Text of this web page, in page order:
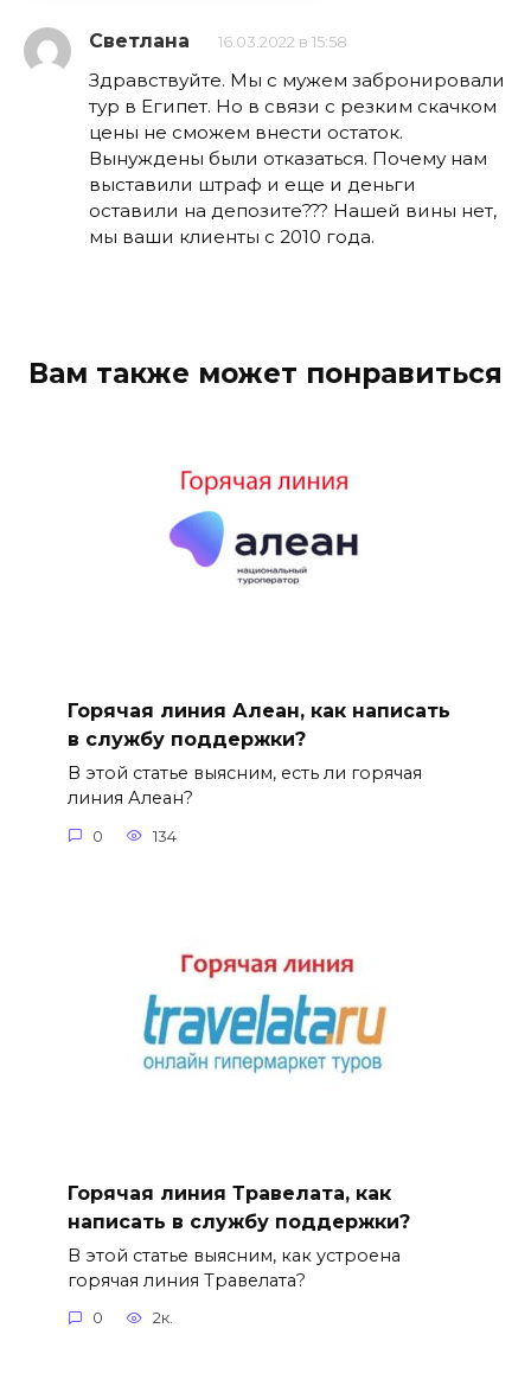
Светлана 16.03.2022 в 15:58
Здравствуйте. Мы с мужем забронировали
тур в Египет. Но в связи с резким скачком
цены не сможем внести остаток.
Вынуждены были отказаться. Почему нам
выставили штраф и еще и деньги
оставили на депозите??? Нашей вины нет,
мы ваши клиенты с 2010 года.
Вам также может понравиться
Горячая линия Алеан, как написать
в службу поддержки?
В этой статье выясним, есть ли горячая
линия Алеан?
0 134
Горячая линия Травелата, как
написать в службу поддержки?
В этой статье выясним, как устроена
горячая линия Травелата?
0 2к.